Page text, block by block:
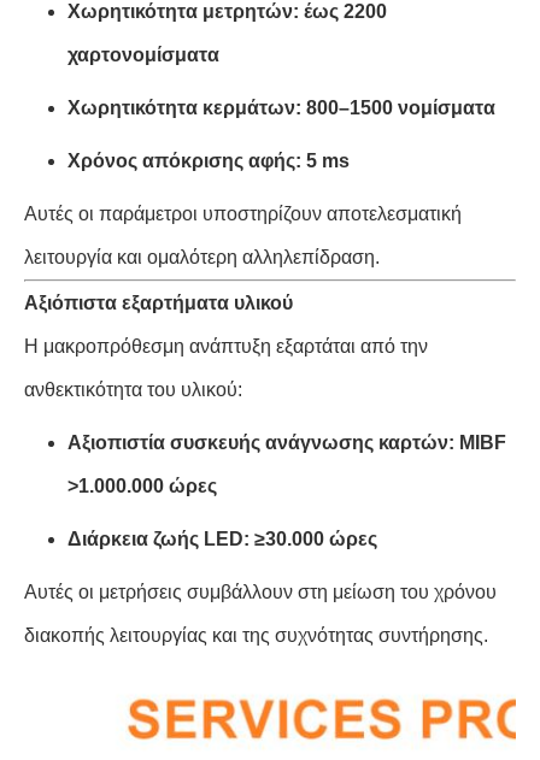
Χωρητικότητα μετρητών: έως 2200
χαρτονομίσματα
Χωρητικότητα κερμάτων: 800–1500 νομίσματα
Χρόνος απόκρισης αφής: 5 ms
Αυτές οι παράμετροι υποστηρίζουν αποτελεσματική
λειτουργία και ομαλότερη αλληλεπίδραση.
Αξιόπιστα εξαρτήματα υλικού
Η μακροπρόθεσμη ανάπτυξη εξαρτάται από την
ανθεκτικότητα του υλικού:
Αξιοπιστία συσκευής ανάγνωσης καρτών: MIBF
>1.000.000 ώρες
Διάρκεια ζωής LED: ≥30.000 ώρες
Αυτές οι μετρήσεις συμβάλλουν στη μείωση του χρόνου
διακοπής λειτουργίας και της συχνότητας συντήρησης.